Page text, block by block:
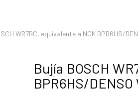
WR7BC, equivalente a NGK BPR6HS/
Bujía BOSCH
BPR6HS/